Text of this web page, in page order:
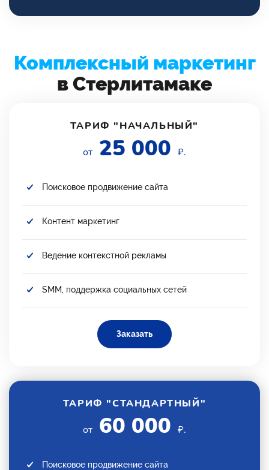
Комплексный маркетинг
в Стерлитамаке
ТАРИФ "НАЧАЛЬНЫЙ"
от 25 000 ₽.
Поисковое продвижение сайта
Контент маркетинг
Ведение контекстной рекламы
SMM, поддержка социальных сетей
Заказать
ТАРИФ "СТАНДАРТНЫЙ"
от 60 000 ₽.
Поисковое продвижение сайта